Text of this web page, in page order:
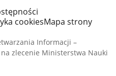
cookiesMapa strony
Informacji –
zlecenie Ministerstwa Nauki